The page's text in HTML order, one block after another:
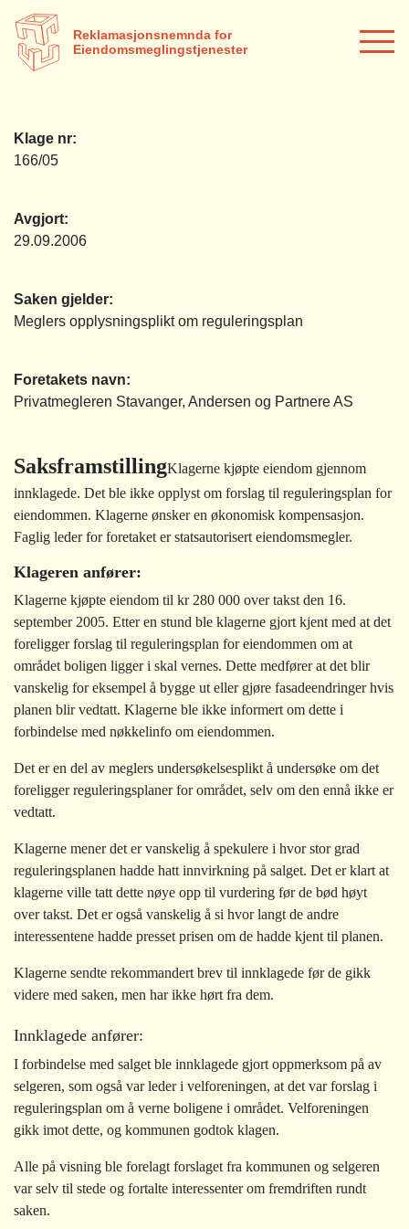
Reklamasjonsnemnda for
Eiendomsmeglingstjenester
Klage nr:
166/05
Avgjort:
29.09.2006
Saken gjelder:
Meglers opplysningsplikt om reguleringsplan
Foretakets navn:
Privatmegleren Stavanger, Andersen og Partnere AS
SaksframstillingKlagerne kjøpte eiendom gjennom
innklagede. Det ble ikke opplyst om forslag til reguleringsplan for
eiendommen. Klagerne ønsker en økonomisk kompensasjon.
Faglig leder for foretaket er statsautorisert eiendomsmegler.
Klageren anfører:
Klagerne kjøpte eiendom til kr 280 000 over takst den 16.
september 2005. Etter en stund ble klagerne gjort kjent med at det
foreligger forslag til reguleringsplan for eiendommen om at
området boligen ligger i skal vernes. Dette medfører at det blir
vanskelig for eksempel å bygge ut eller gjøre fasadeendringer hvis
planen blir vedtatt. Klagerne ble ikke informert om dette i
forbindelse med nøkkelinfo om eiendommen.
Det er en del av meglers undersøkelsesplikt å undersøke om det
foreligger reguleringsplaner for området, selv om den ennå ikke er
vedtatt.
Klagerne mener det er vanskelig å spekulere i hvor stor grad
reguleringsplanen hadde hatt innvirkning på salget. Det er klart at
klagerne ville tatt dette nøye opp til vurdering før de bød høyt
over takst. Det er også vanskelig å si hvor langt de andre
interessentene hadde presset prisen om de hadde kjent til planen.
Klagerne sendte rekommandert brev til innklagede før de gikk
videre med saken, men har ikke hørt fra dem.
Innklagede anfører:
I forbindelse med salget ble innklagede gjort oppmerksom på av
selgeren, som også var leder i velforeningen, at det var forslag i
reguleringsplan om å verne boligene i området. Velforeningen
gikk imot dette, og kommunen godtok klagen.
Alle på visning ble forelagt forslaget fra kommunen og selgeren
var selv til stede og fortalte interessenter om fremdriften rundt
saken.